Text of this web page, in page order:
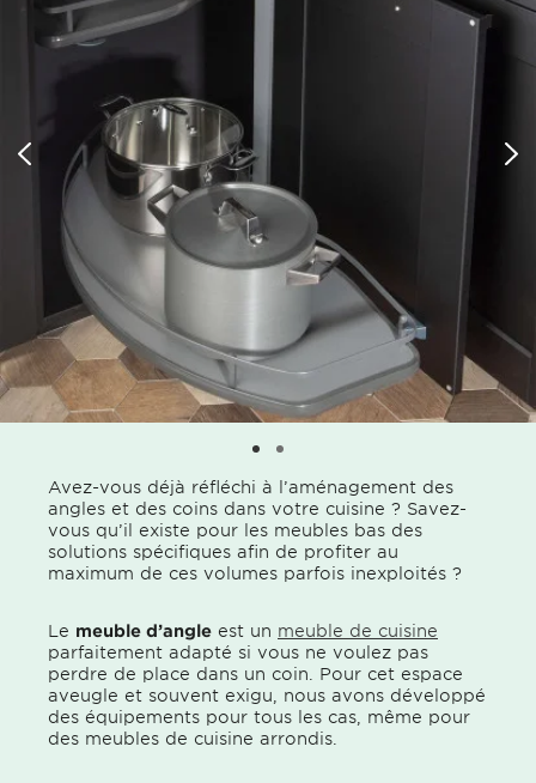
Avez-vous déjà réfléchi à l’aménagement des
angles et des coins dans votre cuisine ? Savez-
vous qu’il existe pour les meubles bas des
solutions spécifiques afin de profiter au
maximum de ces volumes parfois inexploités ?
Le meuble d’angle est un meuble de cuisine
parfaitement adapté si vous ne voulez pas
perdre de place dans un coin. Pour cet espace
aveugle et souvent exigu, nous avons développé
des équipements pour tous les cas, même pour
des meubles de cuisine arrondis.